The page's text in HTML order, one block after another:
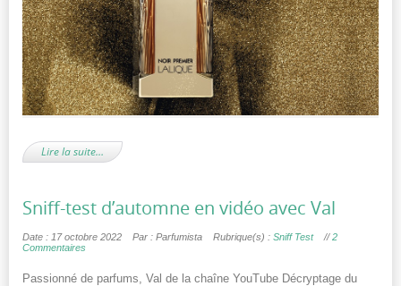
Lire la suite…
Sniff-test d’automne en vidéo avec Val
Date : 17 octobre 2022 Par : Parfumista Rubrique(s) : Sniff Test //2
Commentaires
Passionné de parfums, Val de la chaîne YouTube Décryptage du